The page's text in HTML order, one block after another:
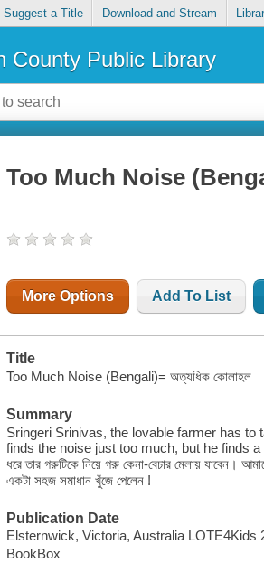
Suggest a Title Download and Stream
County Public Library
Too Much Noise
More Options Add To List
Title
Too Much Noise (Bengali)= অত্যধিক কোলাহল
Summary
Sringeri Srinivas, the lovable farmer has
finds the noise just too much, but he finds a
ধরে তার গরুটিকে নিয়ে গরু কেনা-বেচার মেলায় যাবেন।
একটা সহজ সমাধান খুঁজে পেলেন !
Publication Date
Elsternwick, Victoria, Australia LOTE4Kids
BookBox